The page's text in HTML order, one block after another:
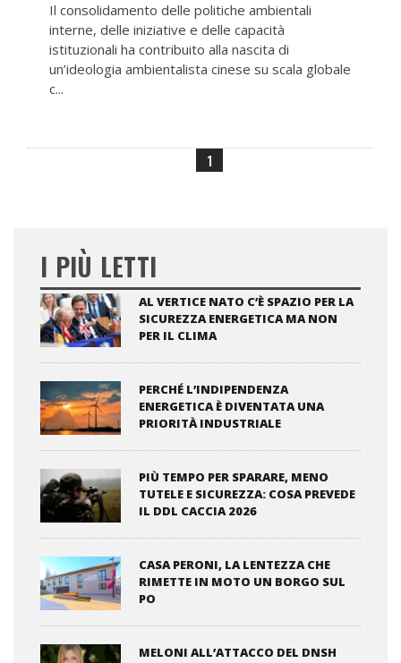
Il consolidamento delle politiche ambientali
interne, delle iniziative e delle capacità
istituzionali ha contribuito alla nascita di
un’ideologia ambientalista cinese su scala globale
c...
1
I PIÙ LETTI
AL VERTICE NATO C’È SPAZIO PER LA
SICUREZZA ENERGETICA MA NON
PER IL CLIMA
PERCHÉ L’INDIPENDENZA
ENERGETICA È DIVENTATA UNA
PRIORITÀ INDUSTRIALE
PIÙ TEMPO PER SPARARE, MENO
TUTELE E SICUREZZA: COSA PREVEDE
IL DDL CACCIA 2026
CASA PERONI, LA LENTEZZA CHE
RIMETTE IN MOTO UN BORGO SUL
PO
MELONI ALL’ATTACCO DEL DNSH